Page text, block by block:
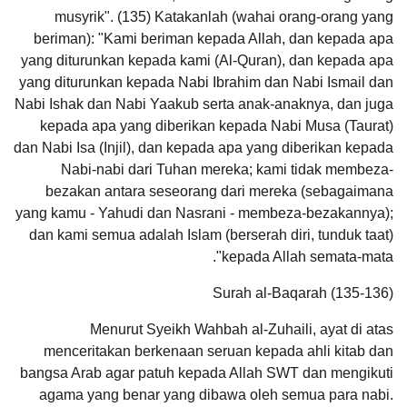
musyrik". (135) Katakanlah (wahai orang-orang yang
beriman): "Kami beriman kepada Allah, dan kepada apa
yang diturunkan kepada kami (Al-Quran), dan kepada apa
yang diturunkan kepada Nabi Ibrahim dan Nabi Ismail dan
Nabi Ishak dan Nabi Yaakub serta anak-anaknya, dan juga
kepada apa yang diberikan kepada Nabi Musa (Taurat)
dan Nabi Isa (Injil), dan kepada apa yang diberikan kepada
Nabi-nabi dari Tuhan mereka; kami tidak membeza-
bezakan antara seseorang dari mereka (sebagaimana
yang kamu - Yahudi dan Nasrani - membeza-bezakannya);
dan kami semua adalah Islam (berserah diri, tunduk taat)
kepada Allah semata-mata".
Surah al-Baqarah (135-136)
Menurut Syeikh Wahbah al-Zuhaili, ayat di atas
menceritakan berkenaan seruan kepada ahli kitab dan
bangsa Arab agar patuh kepada Allah SWT dan mengikuti
agama yang benar yang dibawa oleh semua para nabi.